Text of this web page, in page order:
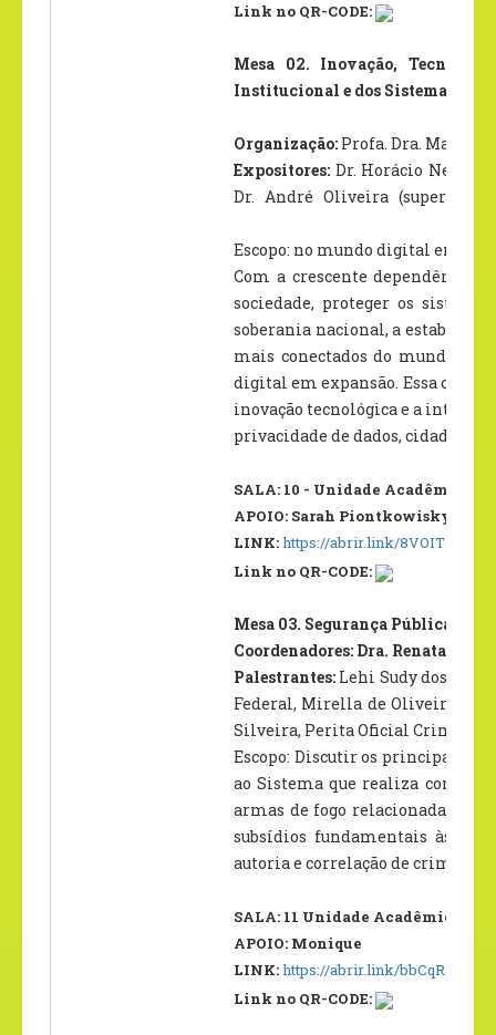
Link no QR-CODE:
Mesa 02. Inovação,
Institucional e dos Sistemas de
Organização: Profa. Dra. Maria
Expositores: Dr. Horácio Nelson
Dr. André Oliveira
Escopo: no mundo digital em
Com a crescente dependência
sociedade, proteger os
soberania nacional, a
mais conectados do mundo,
digital em expansão. Essa
inovação tecnológica e a
privacidade de dados, cidadania
SALA: 10 - Unidade Acadêmica
APOIO: Sarah Piontkowisky
LINK:https://abrir.link/8VOIT
Link no QR-CODE:
Mesa 03. Segurança Pública e o
Coordenadores: Dra. Renata
Palestrantes: Lehi Sudy dos
Federal, Mirella de Oliveira
Silveira, Perita Oficial Criminal,
Escopo: Discutir os principais
ao Sistema que realiza
armas de fogo relacionadas
subsídios fundamentais às
autoria e correlação de crimes
SALA: 11 Unidade Acadêmica II
APOIO: Monique
LINK:https://abrir.link/bbCqR
Link no QR-CODE: